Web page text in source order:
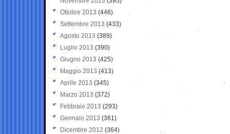
Ottobre 2013 (446)
Settembre 2013 (433)
Agosto 2013 (389)
Luglio 2013 (390)
Giugno 2013 (425)
Maggio 2013 (413)
Aprile 2013 (345)
Marzo 2013 (372)
Febbraio 2013 (293)
Gennaio 2013 (361)
Dicembre 2012 (364)